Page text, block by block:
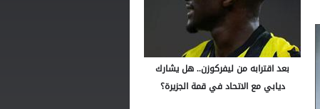
بعد اقترابه من ليفركوزن.. هل يشارك
ديابي مع الاتحاد في قمة الجزيرة؟